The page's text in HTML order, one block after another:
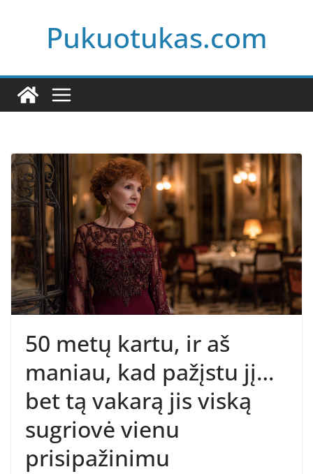
Pukuotukas.com
50 metų kartu, ir aš
maniau, kad pažįstu jį…
bet tą vakarą jis viską
sugriovė vienu
prisipažinimu